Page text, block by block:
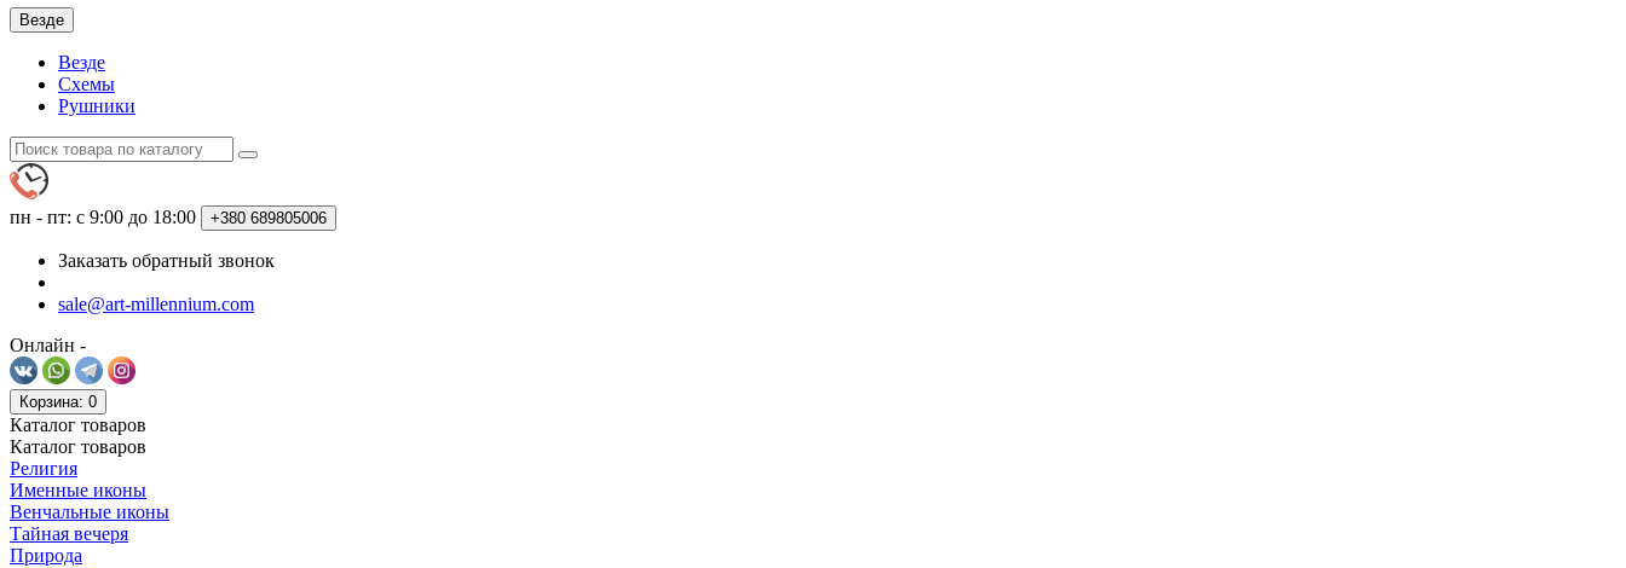
Везде
Везде
Схемы
Рушники
пн - пт: с 9:00 до 18:00 +380 689805006
Заказать обратный звонок
sale@art-millennium.com
Онлайн -
Корзина: 0
Каталог товаров
Каталог товаров
Религия
Именные иконы
Венчальные иконы
Тайная вечеря
Природа